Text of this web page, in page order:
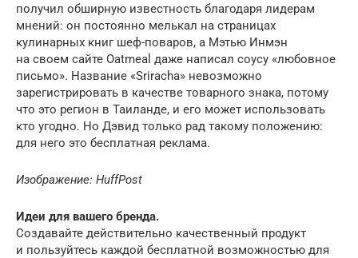
получил обширную известность благодаря лидерам
мнений: он постоянно мелькал на страницах
кулинарных книг шеф-поваров, а Мэтью Инмэн
на своем сайте Oatmeal даже написал соусу «любовное
письмо». Название «Sriracha» невозможно
зарегистрировать в качестве товарного знака, потому
что это регион в Таиланде, и его может использовать
кто угодно. Но Дэвид только рад такому положению:
для него это бесплатная реклама.
Изображение: HuffPost
Идеи для вашего бренда.
Создавайте действительно качественный продукт
и пользуйтесь каждой бесплатной возможностью для